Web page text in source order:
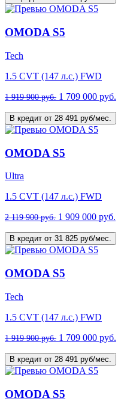
OMODA S5
Tech
1.5 CVT (147 л.с.) FWD
1 919 900 руб. 1 709 000 руб.
В кредит от 28 491 руб/мес.
OMODA S5
Ultra
1.5 CVT (147 л.с.) FWD
2 119 900 руб. 1 909 000 руб.
В кредит от 31 825 руб/мес.
OMODA S5
Tech
1.5 CVT (147 л.с.) FWD
1 919 900 руб. 1 709 000 руб.
В кредит от 28 491 руб/мес.
OMODA S5